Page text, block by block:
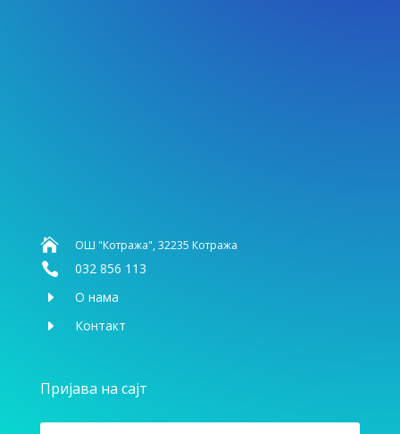
 ОШ "Котража", 32235 Котража
 032 856 113
E О нама
E Контакт
Пријава на сајт